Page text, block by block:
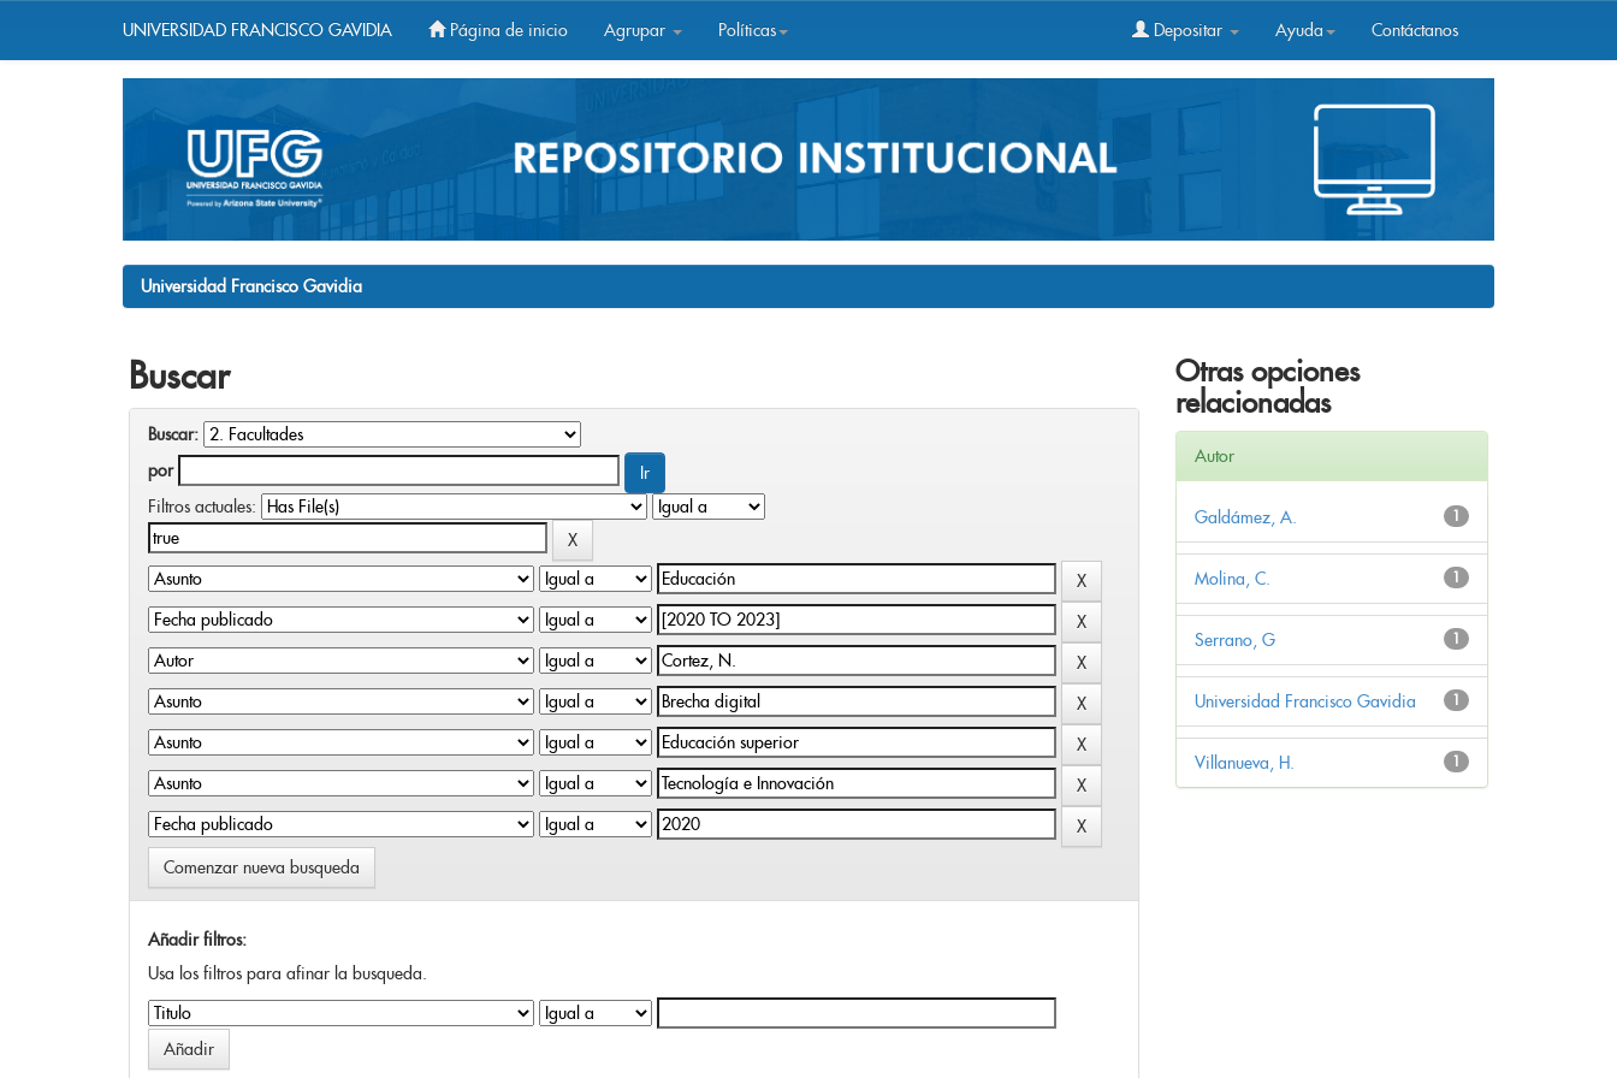
UNIVERSIDAD FRANCISCO GAVIDIA Página de inicio Agrupar Políticas Depositar Ayuda Contáctanos
Universidad Francisco Gavidia
Buscar
Buscar:
por
Filtros actuales:
Comenzar nueva busqueda
Añadir filtros:
Usa los filtros para afinar la busqueda.
Otras opciones
relacionadas
Autor
1
Galdámez, A.
1
Molina, C.
1
Serrano, G
1
Universidad Francisco Gavidia
1
Villanueva, H.